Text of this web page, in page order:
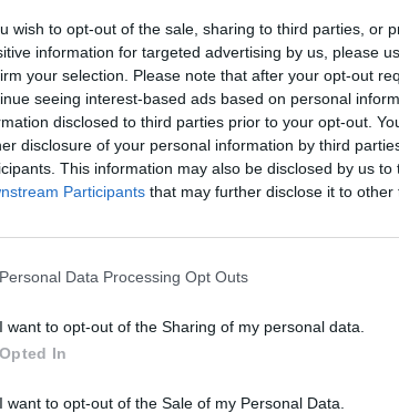
wish to opt-out of the sale, sharing to third parties, or
information for targeted advertising by us, please
your selection. Please note that after your opt-out
seeing interest-based ads based on personal
disclosed to third parties prior to your opt-out.
disclosure of your personal information by third
This information may also be disclosed by us
Participants that may further disclose it to other
Personal Data Processing Opt Outs
I want to opt-out of the Sharing of my personal data.
Opted In
I want to opt-out of the Sale of my Personal Data.
tasan omia palkkiorahojani, sekä eläkettä,
toimimaan! Ihanaa tätä päivää just Sulle,
alapuolelta.